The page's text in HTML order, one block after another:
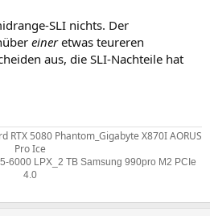
SLI nichts. Der
eineretwas teureren
aus, die SLI-Nachteile hat
RTX 5080 Phantom_Gigabyte X870I AORUS
Pro Ice
6000 LPX_2 TB Samsung 990pro M2 PCIe
4.0